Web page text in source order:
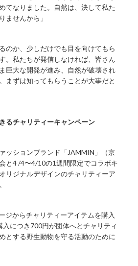
てなりました。自然は、決して私た
ませんから」
のか、少しだけでも目を向けてもら
。私たちが発信しなければ、皆さん
巨大な開発が進み、自然が破壊され
まずは知ってもらうことが大事だと
るチャリティーキャンペーン
ッションブランド「JAMMIN」（京
と4 /4〜4/10の1週間限定でコラボキ
リジナルデザインのチャリティーア
ジからチャリティーアイテムを購入
につき700円が団体へとチャリティ
とする野生動物を守る活動のために